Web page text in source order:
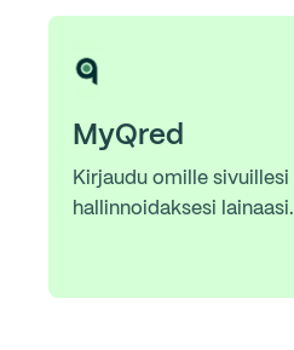
MyQred
Kirjaudu omille sivuillesi
hallinnoidaksesi lainaasi.